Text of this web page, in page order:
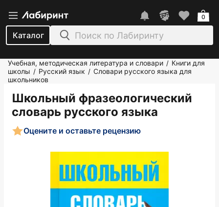
Каталог
0
Учебная, методическая литература и словари / Книги для
школы / Русский язык / Словари русского языка для
школьников
Школьный фразеологический
словарь русского языка
Оцените и оставьте рецензию